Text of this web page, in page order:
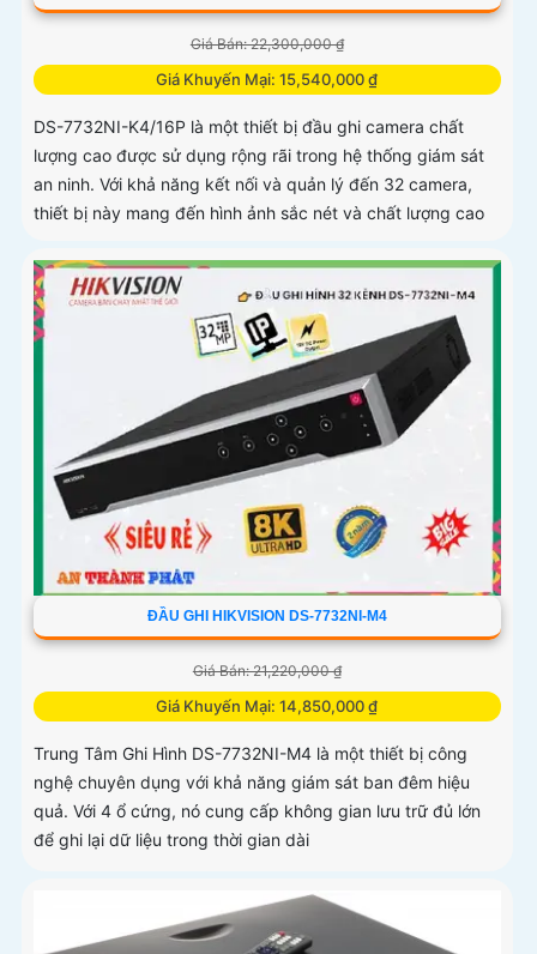
Giá Bán: 22,300,000 ₫
Giá Khuyến Mại: 15,540,000 ₫
DS-7732NI-K4/16P là một thiết bị đầu ghi camera chất
lượng cao được sử dụng rộng rãi trong hệ thống giám sát
an ninh. Với khả năng kết nối và quản lý đến 32 camera,
thiết bị này mang đến hình ảnh sắc nét và chất lượng cao
ĐẦU GHI HIKVISION DS-7732NI-M4
Giá Bán: 21,220,000 ₫
Giá Khuyến Mại: 14,850,000 ₫
Trung Tâm Ghi Hình DS-7732NI-M4 là một thiết bị công
nghệ chuyên dụng với khả năng giám sát ban đêm hiệu
quả. Với 4 ổ cứng, nó cung cấp không gian lưu trữ đủ lớn
để ghi lại dữ liệu trong thời gian dài